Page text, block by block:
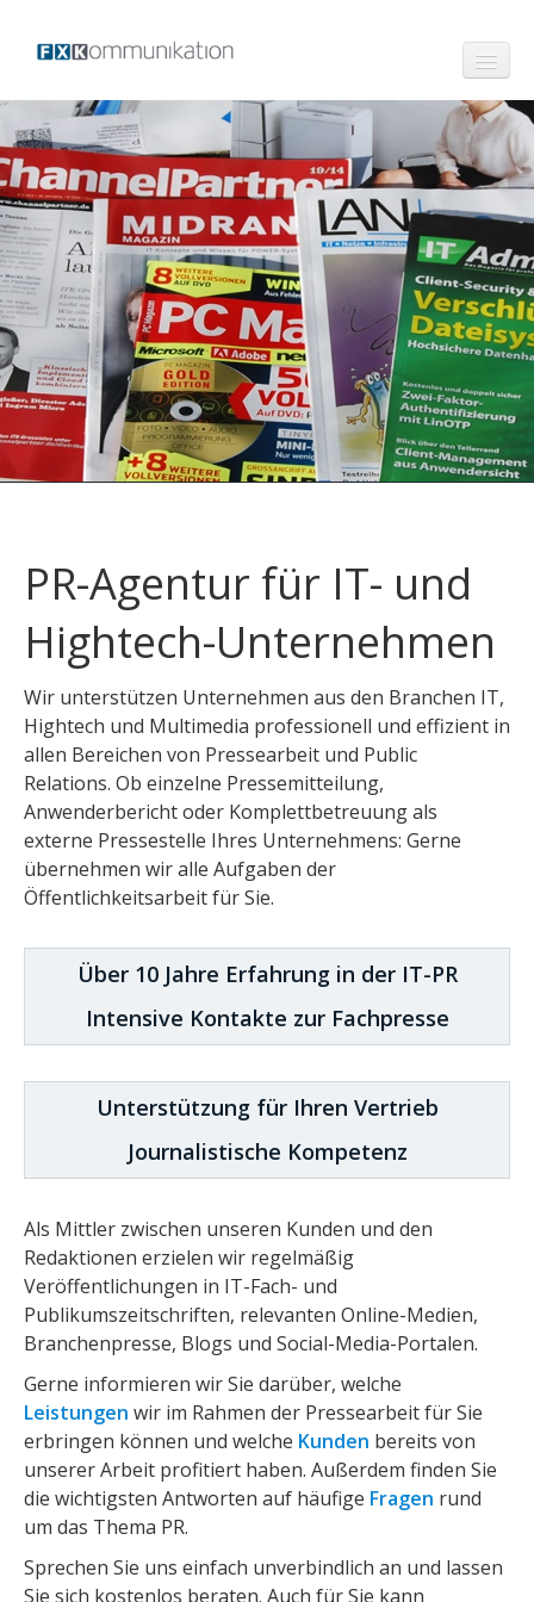
Profil
Leistungen
Texte für Broschüren Newsletter Webseiten
Versand von Pressemitteilungen
IT-Kompetenz
Referenzen
FAQ
Kontakt
PR-Agentur für IT- und
Hightech-Unternehmen
Wir unterstützen Unternehmen aus den Branchen IT,
Hightech und Multimedia professionell und effizient in
allen Bereichen von Pressearbeit und Public
Relations. Ob einzelne Pressemitteilung,
Anwenderbericht oder Komplettbetreuung als
externe Pressestelle Ihres Unternehmens: Gerne
übernehmen wir alle Aufgaben der
Öffentlichkeitsarbeit für Sie.
Über 10 Jahre Erfahrung in der IT-PR
Intensive Kontakte zur Fachpresse
Unterstützung für Ihren Vertrieb
Journalistische Kompetenz
Als Mittler zwischen unseren Kunden und den
Redaktionen erzielen wir regelmäßig
Veröffentlichungen in IT-Fach- und
Publikumszeitschriften, relevanten Online-Medien,
Branchenpresse, Blogs und Social-Media-Portalen.
Gerne informieren wir Sie darüber, welche
Leistungen wir im Rahmen der Pressearbeit für Sie
erbringen können und welche Kunden bereits von
unserer Arbeit profitiert haben. Außerdem finden Sie
die wichtigsten Antworten auf häufige Fragen rund
um das Thema PR.
Sprechen Sie uns einfach unverbindlich an und lassen
Sie sich kostenlos beraten. Auch für Sie kann